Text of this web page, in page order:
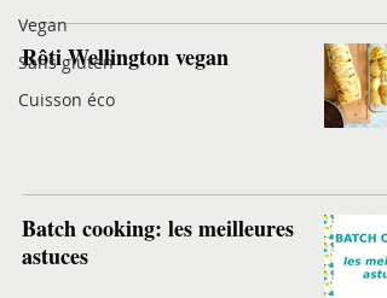
Vegan
Sans gluten
Cuisson éco
Rôti Wellington vegan
Batch cooking: les meilleures
astuces